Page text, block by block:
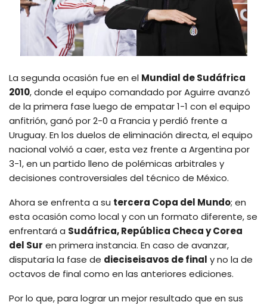
La segunda ocasión fue en el Mundial de Sudáfrica
2010, donde el equipo comandado por Aguirre avanzó
de la primera fase luego de empatar 1-1 con el equipo
anfitrión, ganó por 2-0 a Francia y perdió frente a
Uruguay. En los duelos de eliminación directa, el equipo
nacional volvió a caer, esta vez frente a Argentina por
3-1, en un partido lleno de polémicas arbitrales y
decisiones controversiales del técnico de México.
Ahora se enfrenta a su tercera Copa del Mundo; en
esta ocasión como local y con un formato diferente, se
enfrentará a Sudáfrica, República Checa y Corea
del Sur en primera instancia. En caso de avanzar,
disputaría la fase de dieciseisavos de final y no la de
octavos de final como en las anteriores ediciones.
Por lo que, para lograr un mejor resultado que en sus